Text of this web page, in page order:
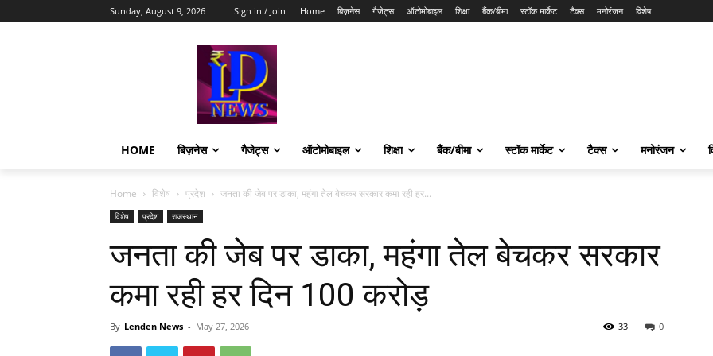
Sunday, August 9, 2026 Sign in / Join Home बिज़नेस गैजेट्स ऑटोमोबाइल शिक्षा बैंक/बीमा स्टॉक मार्केट टैक्स मनोरंजन विशेष
HOME बिज़नेस गैजेट्स ऑटोमोबाइल शिक्षा बैंक/बीमा स्टॉक मार्केट टैक्स मनोरंजन
Home विशेष प्रदेश जनता की जेब पर डाका, महंगा तेल बेचकर सरकार कमा रही हर...
विशेष प्रदेश राजस्थान
जनता की जेब पर डाका, महंगा तेल बेचकर सरकार
कमा रही हर दिन 100 करोड़
By Lenden News - May 27, 2026 0
33